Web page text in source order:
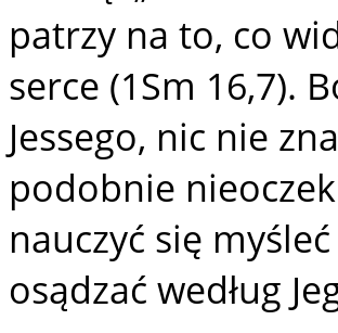
patrzy na to, co
serce (1Sm 16,7).
Jessego, nic nie
podobnie
nauczyć się
osądzać według